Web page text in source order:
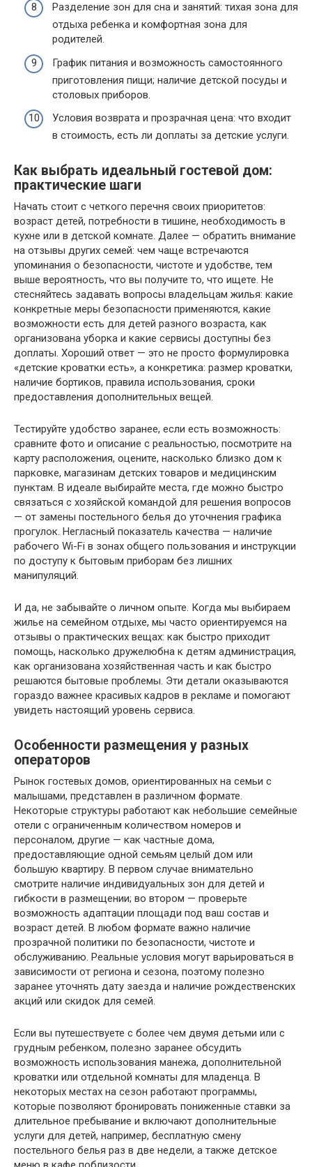
Разделение зон для сна и занятий: тихая зона для
отдыха ребенка и комфортная зона для
родителей.
График питания и возможность самостоянного
приготовления пищи; наличие детской посуды и
столовых приборов.
Условия возврата и прозрачная цена: что входит
в стоимость, есть ли доплаты за детские услуги.
Как выбрать идеальный гостевой дом:
практические шаги
Начать стоит с четкого перечня своих приоритетов:
возраст детей, потребности в тишине, необходимость в
кухне или в детской комнате. Далее — обратить внимание
на отзывы других семей: чем чаще встречаются
упоминания о безопасности, чистоте и удобстве, тем
выше вероятность, что вы получите то, что ищете. Не
стесняйтесь задавать вопросы владельцам жилья: какие
конкретные меры безопасности применяются, какие
возможности есть для детей разного возраста, как
организована уборка и какие сервисы доступны без
доплаты. Хороший ответ — это не просто формулировка
«детские кроватки есть», а конкретика: размер кроватки,
наличие бортиков, правила использования, сроки
предоставления дополнительных вещей.
Тестируйте удобство заранее, если есть возможность:
сравните фото и описание с реальностью, посмотрите на
карту расположения, оцените, насколько близко дом к
парковке, магазинам детских товаров и медицинским
пунктам. В идеале выбирайте места, где можно быстро
связаться с хозяйской командой для решения вопросов
— от замены постельного белья до уточнения графика
прогулок. Негласный показатель качества — наличие
рабочего Wi-Fi в зонах общего пользования и инструкции
по доступу к бытовым приборам без лишних
манипуляций.
И да, не забывайте о личном опыте. Когда мы выбираем
жилье на семейном отдыхе, мы часто ориентируемся на
отзывы о практических вещах: как быстро приходит
помощь, насколько дружелюбна к детям администрация,
как организована хозяйственная часть и как быстро
решаются бытовые проблемы. Эти детали оказываются
гораздо важнее красивых кадров в рекламе и помогают
увидеть настоящий уровень сервиса.
Особенности размещения у разных
операторов
Рынок гостевых домов, ориентированных на семьи с
малышами, представлен в различном формате.
Некоторые структуры работают как небольшие семейные
отели с ограниченным количеством номеров и
персоналом, другие — как частные дома,
предоставляющие одной семьям целый дом или
большую квартиру. В первом случае внимательно
смотрите наличие индивидуальных зон для детей и
гибкости в размещении; во втором — проверьте
возможность адаптации площади под ваш состав и
возраст детей. В любом формате важно наличие
прозрачной политики по безопасности, чистоте и
обслуживанию. Реальные условия могут варьироваться в
зависимости от региона и сезона, поэтому полезно
заранее уточнять дату заезда и наличие рождественских
акций или скидок для семей.
Если вы путешествуете с более чем двумя детьми или с
грудным ребенком, полезно заранее обсудить
возможность использования манежа, дополнительной
кроватки или отдельной комнаты для младенца. В
некоторых местах на сезон работают программы,
которые позволяют бронировать пониженные ставки за
длительное пребывание и включают дополнительные
услуги для детей, например, бесплатную смену
постельного белья раз в две недели, а также детское